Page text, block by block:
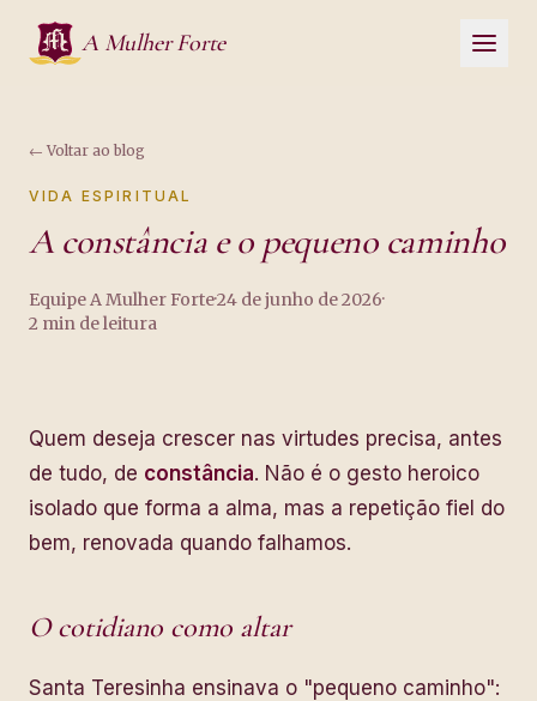
A Mulher Forte
← Voltar ao blog
VIDA ESPIRITUAL
A constância e o pequeno caminho
Equipe A Mulher Forte·24 de junho de 2026·
2 min de leitura
Quem deseja crescer nas virtudes precisa, antes
de tudo, de constância. Não é o gesto heroico
isolado que forma a alma, mas a repetição fiel do
bem, renovada quando falhamos.
O cotidiano como altar
Santa Teresinha ensinava o "pequeno caminho":